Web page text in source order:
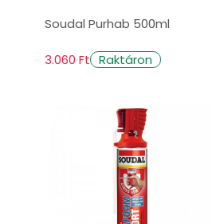
Soudal Purhab 500ml
3.060 Ft Raktáron